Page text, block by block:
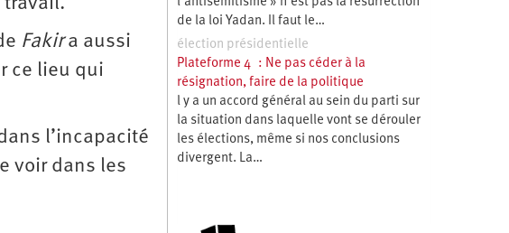
Fakira aussi
ce lieu qui
l’incapacité
voir dans les
de la loi Yadan. Il faut le…
élection présidentielle
Plateforme 4 : Ne pas céder à la
résignation, faire de la politique
l y a un accord général au sein du parti sur
la situation dans laquelle vont se dérouler
les élections, même si nos conclusions
divergent. La…